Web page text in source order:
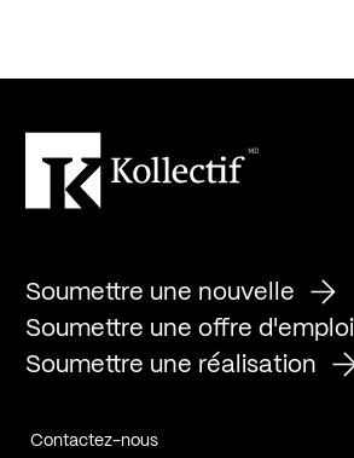
Soumettre une nouvelle
Soumettre une offre d'emploi
Soumettre une réalisation
Contactez-nous